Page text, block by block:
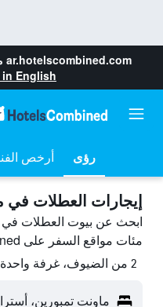
ar.hotelscombined.com
English
رؤى أرخص
إيجارات العطلات في
ابحث عن بيوت العطلات في
مئات مواقع السفر على HotelsCombined وقارن بينها ووفّر.
2 من الضيوف، غرفة واحدة
ماونت تمبورين،